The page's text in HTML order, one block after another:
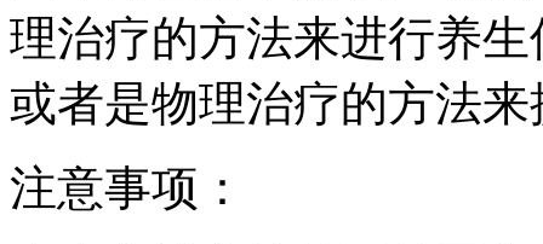
理治疗的方法来进行养
或者是物理治疗的方法
注意事项：